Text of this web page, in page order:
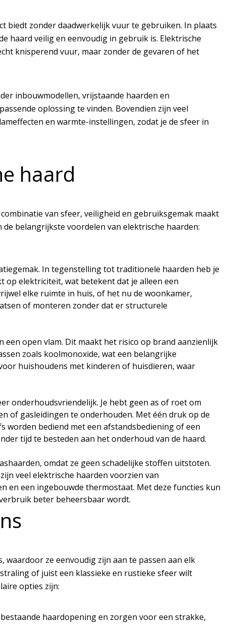
biedt zonder daadwerkelijk vuur te gebruiken. In plaats
haard veilig en eenvoudig in gebruik is. Elektrische
knisperend vuur, maar zonder de gevaren of het
inbouwmodellen, vrijstaande haarden en
oplossing te vinden. Bovendien zijn veel
en warmte-instellingen, zodat je de sfeer in
haard
van sfeer, veiligheid en gebruiksgemak maakt
belangrijkste voordelen van elektrische haarden:
In tegenstelling tot traditionele haarden heb je
op elektriciteit, wat betekent dat je alleen een
elke ruimte in huis, of het nu de woonkamer,
of monteren zonder dat er structurele
een open vlam. Dit maakt het risico op brand aanzienlijk
zoals koolmonoxide, wat een belangrijke
huishoudens met kinderen of huisdieren, waar
onderhoudsvriendelijk. Je hebt geen as of roet om
of gasleidingen te onderhouden. Met één druk op de
worden bediend met een afstandsbediening of een
tijd te besteden aan het onderhoud van de haard.
omdat ze geen schadelijke stoffen uitstoten.
veel elektrische haarden voorzien van
en een ingebouwde thermostaat. Met deze functies kun
beter beheersbaar wordt.
ze eenvoudig zijn aan te passen aan elk
of juist een klassieke en rustieke sfeer wilt
opties zijn:
haardopening en zorgen voor een strakke,